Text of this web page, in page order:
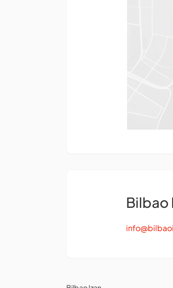
Bilbao